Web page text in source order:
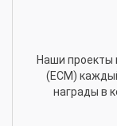
Наши проекты
(ECM)
награды в